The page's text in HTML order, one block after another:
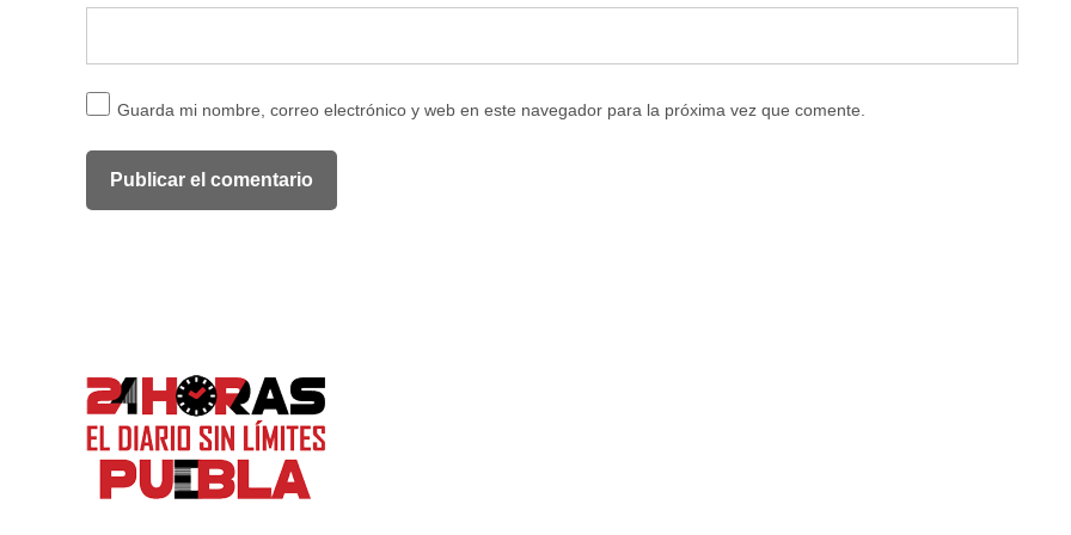
Guarda mi nombre, correo electrónico y web en este navegador para la próxima vez que comente.